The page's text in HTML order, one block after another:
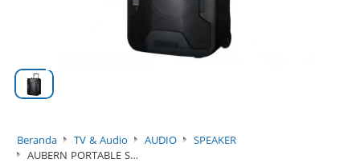
Beranda TV & Audio AUDIO
SPEAKER
AUBERN PORTABLE S…